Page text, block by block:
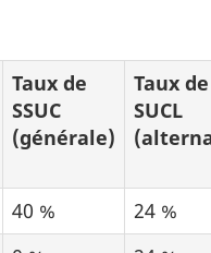
Taux de
SSUC
(générale)
Taux de
SUCL
40 %
24 %